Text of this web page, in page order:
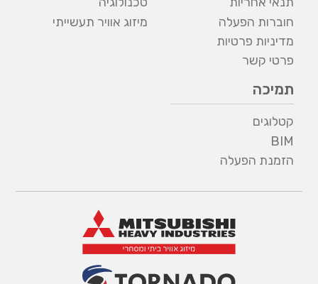
חוברות הפעלה
מדיניות פרטיות
פרטי קשר
מיזוג אוויר תעשייתי
תמיכה
קטלוגים
BIM
הזמנת הפעלה